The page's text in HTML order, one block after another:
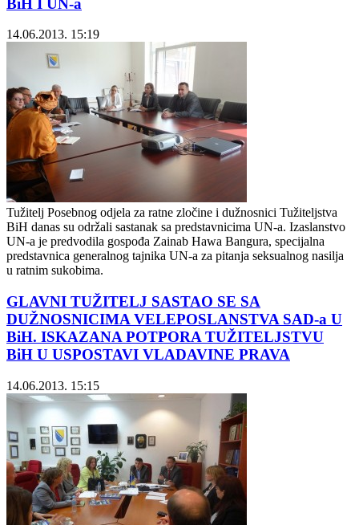
14.06.2013. 15:19
Tužitelj Posebnog odjela za ratne zločine i dužnosnici Tužiteljstva
BiH danas su održali sastanak sa predstavnicima UN-a. Izaslanstvo
UN-a je predvodila gospođa Zainab Hawa Bаngura, specijalna
predstavnica generalnog tajnika UN-a za pitanja seksualnog nasilja
u ratnim sukobima.
GLAVNI TUŽITELJ SASTAO SE SA
DUŽNOSNICIMA VELEPOSLANSTVA SAD-a U
BiH. ISKAZANA POTPORA TUŽITELJSTVU
BiH U USPOSTAVI VLADAVINE PRAVA
14.06.2013. 15:15